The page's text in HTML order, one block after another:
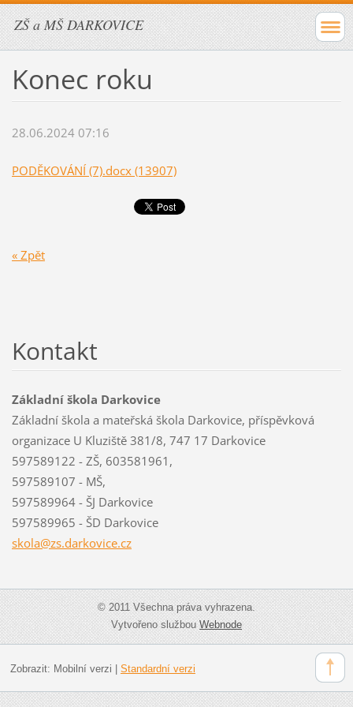
ZŠ a MŠ DARKOVICE
Konec roku
28.06.2024 07:16
PODĚKOVÁNÍ (7).docx (13907)
« Zpět
Kontakt
Základní škola Darkovice
Základní škola a mateřská škola Darkovice, příspěvková
organizace U Kluziště 381/8, 747 17 Darkovice
597589122 - ZŠ, 603581961,
597589107 - MŠ,
597589964 - ŠJ Darkovice
597589965 - ŠD Darkovice
skola@zs.darkovice.cz
© 2011 Všechna práva vyhrazena.
Vytvořeno službouWebnode
Zobrazit: Mobilní verzi Standardní verzi